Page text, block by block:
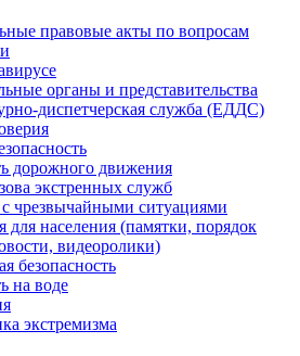
правовые акты по вопросам
органы и представительства
диспетчерская служба (ЕДДС)
дорожного движения
экстренных служб
чрезвычайными ситуациями
населения (памятки, порядок
видеоролики)
безопасность
на воде
экстремизма